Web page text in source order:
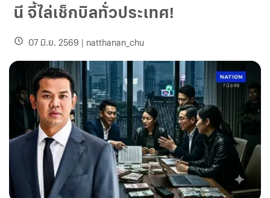
นี จี้ไล่เช็กบิลทั่วประเทศ!
07 มิ.ย. 2569 | natthanan_chu